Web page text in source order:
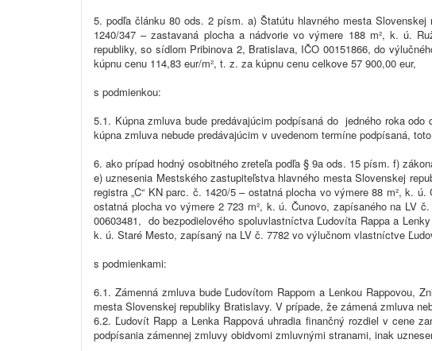
5. podľa článku 80 ods. 2 písm. a) Štatútu hlavného mesta
1240/347 – zastavaná plocha a nádvorie vo výmere 188 m², k. ú.
republiky, so sídlom Pribinova 2, Bratislava, IČO 00151866, do
kúpnu cenu 114,83 eur/m², t. z. za kúpnu cenu celkove 57 900,00 eur,
s podmienkou:
5.1. Kúpna zmluva bude predávajúcim podpísaná do jedného roka
kúpna zmluva nebude predávajúcim v uvedenom termíne podpísaná,
6. ako prípad hodný osobitného zreteľa podľa § 9a ods. 15 písm. f)
e) uznesenia Mestského zastupiteľstva hlavného mesta Slovenskej
registra „C“ KN parc. č. 1420/5 – ostatná plocha vo výmere 88 m², k.
ostatná plocha vo výmere 2 723 m², k. ú. Čunovo, zapísaného na LV
00603481, do bezpodielového spoluvlastníctva Ľudovíta Rappa a
k. ú. Staré Mesto, zapísaný na LV č. 7782 vo výlučnom vlastníctve
s podmienkami:
6.1. Zámenná zmluva bude Ľudovítom Rappom a Lenkou Rappovou,
mesta Slovenskej republiky Bratislavy. V prípade, že zámená zmluva
6.2. Ľudovít Rapp a Lenka Rappová uhradia finančný rozdiel v cene
podpísania zámennej zmluvy obidvomi zmluvnými stranami, inak